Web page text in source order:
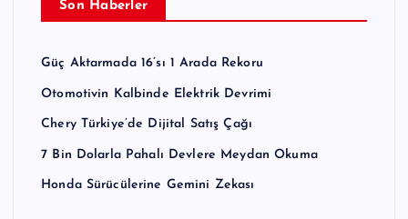
Son Haberler
Güç Aktarmada 16’sı 1 Arada Rekoru
Otomotivin Kalbinde Elektrik Devrimi
Chery Türkiye’de Dijital Satış Çağı
7 Bin Dolarla Pahalı Devlere Meydan Okuma
Honda Sürücülerine Gemini Zekası